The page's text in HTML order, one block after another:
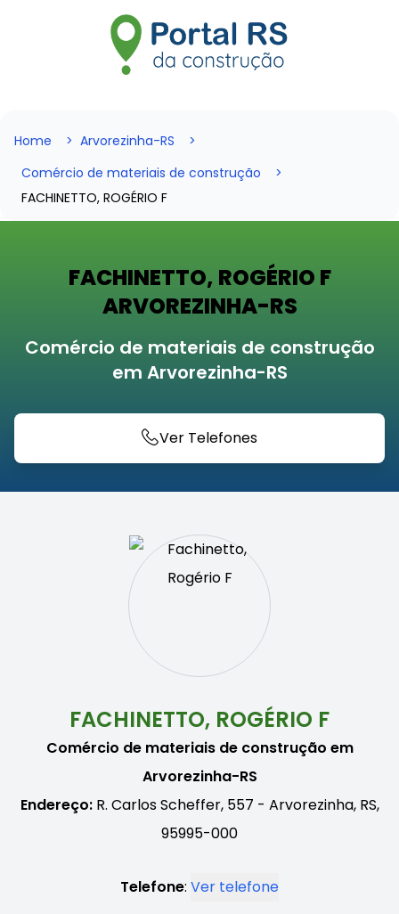
Home
Arvorezinha-RS
Comércio de materiais de construção
FACHINETTO, ROGÉRIO F
FACHINETTO, ROGÉRIO F
ARVOREZINHA-RS
Comércio de materiais de construção
em Arvorezinha-RS
Ver Telefones
FACHINETTO, ROGÉRIO F
Comércio de materiais de construção em
Arvorezinha-RS
Endereço:R. Carlos Scheffer, 557 - Arvorezinha, RS,
95995-000
Telefone: Ver telefone